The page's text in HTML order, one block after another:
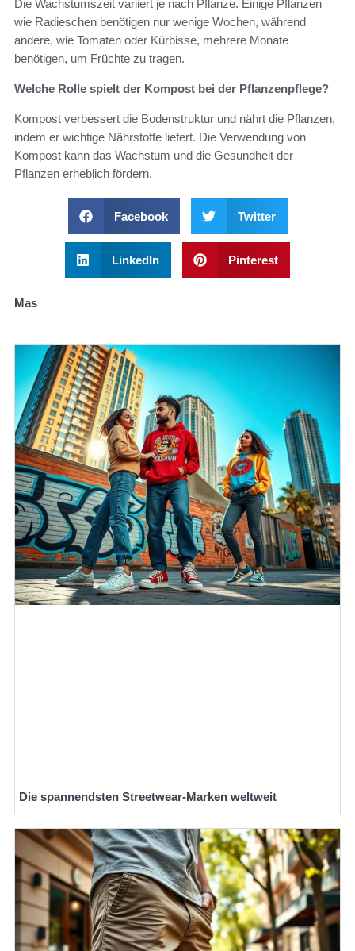
Die Wachstumszeit variiert je nach Pflanze. Einige Pflanzen
wie Radieschen benötigen nur wenige Wochen, während
andere, wie Tomaten oder Kürbisse, mehrere Monate
benötigen, um Früchte zu tragen.
Welche Rolle spielt der Kompost bei der Pflanzenpflege?
Kompost verbessert die Bodenstruktur und nährt die Pflanzen,
indem er wichtige Nährstoffe liefert. Die Verwendung von
Kompost kann das Wachstum und die Gesundheit der
Pflanzen erheblich fördern.
Facebook Twitter
LinkedIn Pinterest
Mas
Die spannendsten Streetwear-Marken weltweit